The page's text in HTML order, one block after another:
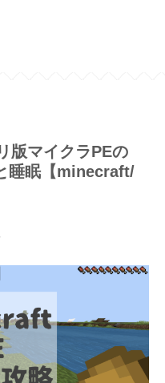
版マイクラPEの
睡眠【minecraft/